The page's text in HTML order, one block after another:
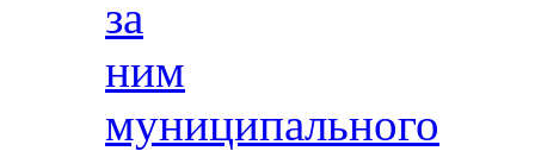
за
ним
муниципального